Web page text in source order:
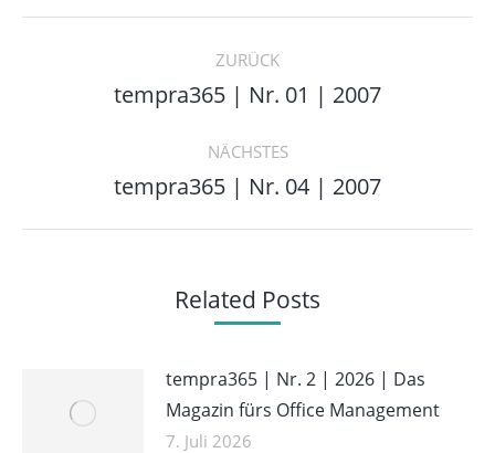
Kommentarnavigation
ZURÜCK
Vorheriger
tempra365 | Nr. 01 | 2007
NÄCHSTES
Nächster
tempra365 | Nr. 04 | 2007
Related Posts
tempra365 | Nr. 2 | 2026 | Das
Magazin fürs Office Management
7. Juli 2026